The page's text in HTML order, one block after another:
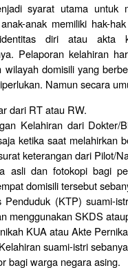
syarat utama untuk
anak memiliki hak-
diri atau akta
Pelaporan kelahiran
wilayah domisili yang
Namun secara
dari RT atau RW.
Kelahiran dari Dokter/
ketika saat melahirkan
keterangan dari Pilot/
asli dan fotokopi bagi
domisili tersebut
Penduduk (KTP) suami-
menggunakan SKDS
KUA atau Akte
suami-istri
bagi warga negara asing.